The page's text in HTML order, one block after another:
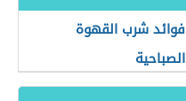
فوائد شرب القهوة
الصباحية